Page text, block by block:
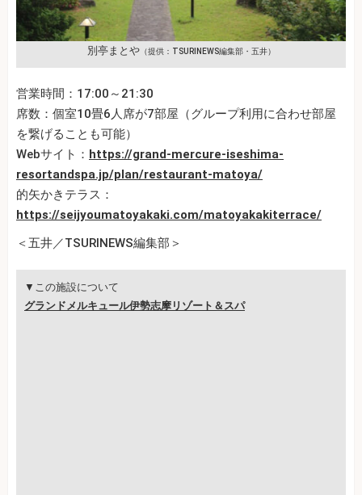
別亭まとや（提供：TSURINEWS編集部・五井）
営業時間：17:00～21:30
席数：個室10畳6人席が7部屋（グループ利用に合わせ部屋
を繋げることも可能）
Webサイト： https://grand-mercure-iseshima-
resortandspa.jp/plan/restaurant-matoya/
的矢かきテラス：
https://seijyoumatoyakaki.com/matoyakakiterrace/
＜五井／TSURINEWS編集部＞
▼この施設について
グランドメルキュール伊勢志摩リゾート＆スパ